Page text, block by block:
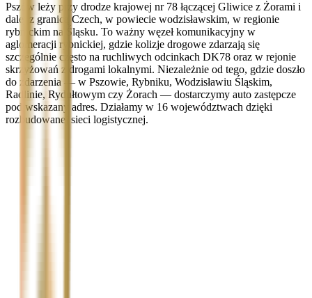
Pszów leży przy drodze krajowej nr 78 łączącej Gliwice z Żorami i
dalej z granicą Czech, w powiecie wodzisławskim, w regionie
rybnickim na Śląsku. To ważny węzeł komunikacyjny w
aglomeracji rybnickiej, gdzie kolizje drogowe zdarzają się
szczególnie często na ruchliwych odcinkach DK78 oraz w rejonie
skrzyżowań z drogami lokalnymi. Niezależnie od tego, gdzie doszło
do zdarzenia — w Pszowie, Rybniku, Wodzisławiu Śląskim,
Radlinie, Rydułtowym czy Żorach — dostarczymy auto zastępcze
pod wskazany adres. Działamy w 16 województwach dzięki
rozbudowanej sieci logistycznej.